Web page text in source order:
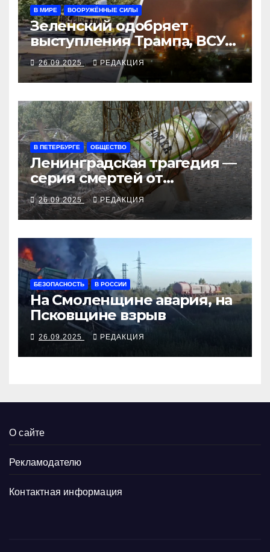
В МИРЕ ВООРУЖЁННЫЕ СИЛЫ
Зеленский одобряет
выступления Трампа, ВСУ
закрыли Добропольский
рубеж
26.09.2025 РЕДАКЦИЯ
В ПЕТЕРБУРГЕ ОБЩЕСТВО
Ленинградская трагедия —
серия смертей от
алкосуррогата
26.09.2025 РЕДАКЦИЯ
БЕЗОПАСНОСТЬ В РОССИИ
На Смоленщине авария, на
Псковщине взрыв
26.09.2025 РЕДАКЦИЯ
О сайте
Рекламодателю
Контактная информация